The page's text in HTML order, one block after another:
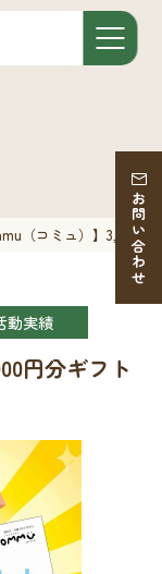
お問い合わせ
（コミュ）】3,000
動実績
円分ギフト